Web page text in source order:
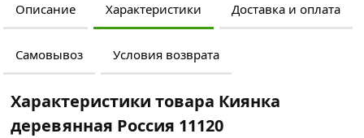
Описание Характеристики Доставка и оплата
Самовывоз Условия возврата
Характеристики товара Киянка
деревянная Россия 11120